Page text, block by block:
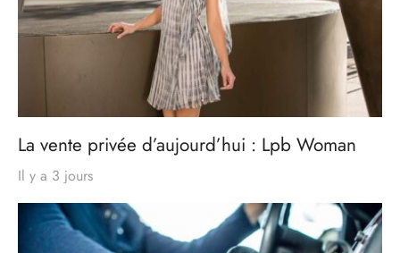
La vente privée d’aujourd’hui : Lpb Woman
Il y a 3 jours